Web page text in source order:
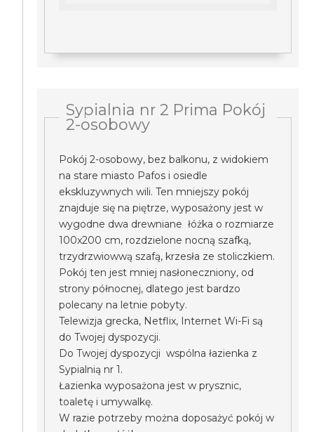
Sypialnia nr 2 Prima Pokój
2-osobowy
Pokój 2-osobowy, bez balkonu, z widokiem
na stare miasto Pafos i osiedle
ekskluzywnych wili. Ten mniejszy pokój
znajduje się na piętrze, wyposażony jest w
wygodne dwa drewniane łóżka o rozmiarze
100x200 cm, rozdzielone nocną szafką,
trzydrzwiowwą szafą, krzesła ze stoliczkiem.
Pokój ten jest mniej nasłoneczniony, od
strony północnej, dlatego jest bardzo
polecany na letnie pobyty.
Telewizja grecka, Netflix, Internet Wi-Fi są
do Twojej dyspozycji.
Do Twojej dyspozycji wspólna łazienka z
Sypialnią nr 1.
Łazienka wyposażona jest w prysznic,
toaletę i umywalkę.
W razie potrzeby można doposażyć pokój w